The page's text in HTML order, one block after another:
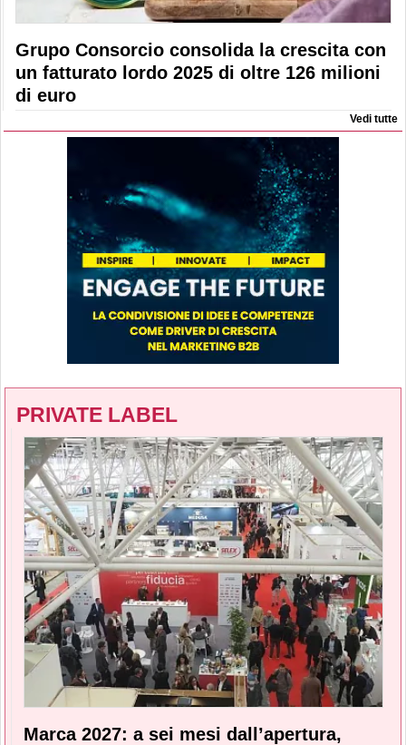
Grupo Consorcio consolida la crescita con
un fatturato lordo 2025 di oltre 126 milioni
di euro
Vedi tutte
PRIVATE LABEL
Marca 2027: a sei mesi dall’apertura,